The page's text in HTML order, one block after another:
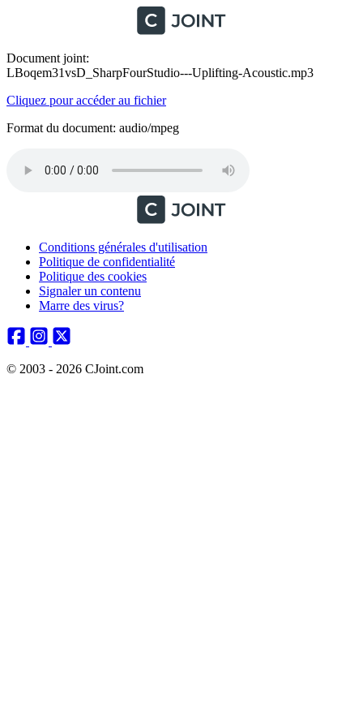
Document joint:
LBoqem31vsD_SharpFourStudio---Uplifting-Acoustic.mp3
Cliquez pour accéder au fichier
Format du document: audio/mpeg
Conditions générales d'utilisation
Politique de confidentialité
Politique des cookies
Signaler un contenu
Marre des virus?
© 2003 - 2026 CJoint.com